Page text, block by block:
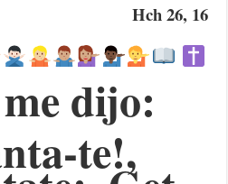
Hch 26, 16
dijo:
te!,